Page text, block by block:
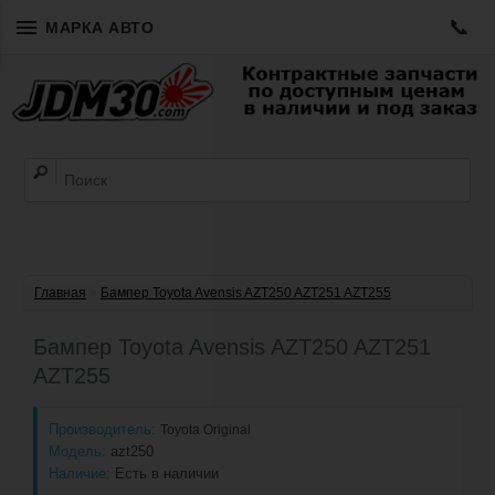
МАРКА АВТО 📞
Главная Бампер Toyota Avensis AZT250 AZT251 AZT255
Бампер Toyota Avensis AZT250 AZT251
AZT255
Производитель: Toyota Original
Модель: azt250
Наличие: Есть в наличии